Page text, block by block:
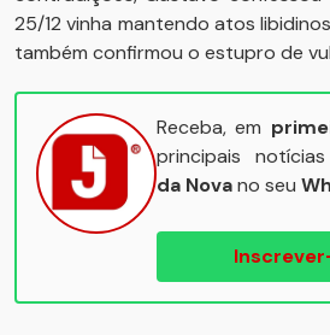
25/12 vinha mantendo atos
também confirmou o estupro de
Receba, em
principais
da Novano seu